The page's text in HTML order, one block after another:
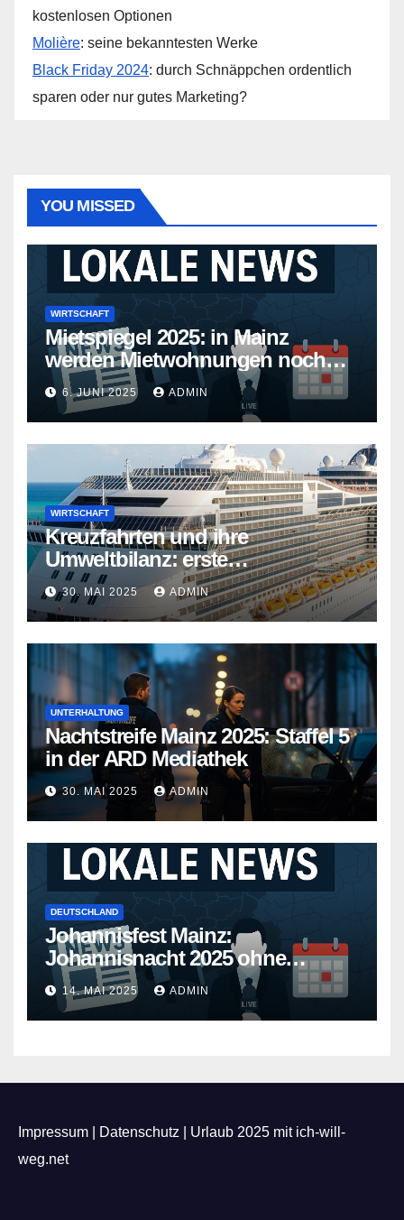
kostenlosen Optionen
Molière: seine bekanntesten Werke
Black Friday 2024: durch Schnäppchen ordentlich
sparen oder nur gutes Marketing?
YOU MISSED
WIRTSCHAFT
Mietspiegel 2025: in Mainz
werden Mietwohnungen noch
teurer
6. JUNI 2025 ADMIN
WIRTSCHAFT
Kreuzfahrten und ihre
Umweltbilanz: erste
Kreuzfahrtschiffe gehen neue
Wege
30. MAI 2025 ADMIN
UNTERHALTUNG
Nachtstreife Mainz 2025: Staffel 5
in der ARD Mediathek
30. MAI 2025 ADMIN
DEUTSCHLAND
Johannisfest Mainz:
Johannisnacht 2025 ohne
Feuerwerk
14. MAI 2025 ADMIN
Impressum Datenschutz
Urlaub 2025 mit ich-will-
weg.net